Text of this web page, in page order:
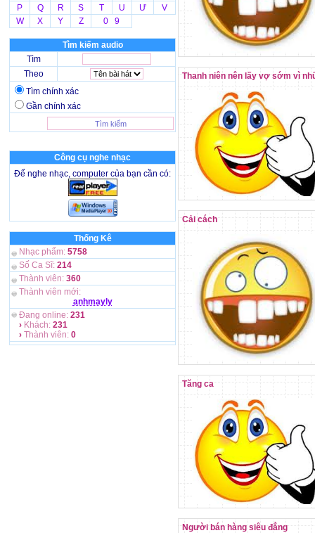
P
Q R S T U Ư
V
W
X Y Z 0 9
Tìm kiếm audio
Tìm
Theo
Tìm chính xác
Gần chính xác
Công cụ nghe nhạc
Để nghe nhạc, computer của bạn cần có:
Thống Kê
Nhạc phẩm: 5758
Số Ca Sĩ: 214
Thành viên: 360
Thành viên mới:
anhmayly
Đang online: 231
› Khách: 231
› Thành viên: 0
Thanh niên nên lấy vợ sớm vì
Cải cách
Tăng ca
Người bán hàng siêu đẳng